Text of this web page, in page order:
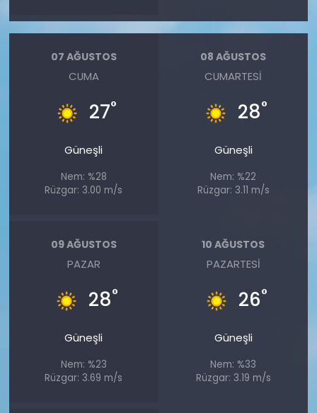
07 AĞUSTOS
CUMA
27°
Güneşli
Nem: %28
Rüzgar: 3.00 m/s
08 AĞUSTOS
CUMARTESI
28°
Güneşli
Nem: %22
Rüzgar: 3.11 m/s
09 AĞUSTOS
PAZAR
28°
Güneşli
Nem: %23
Rüzgar: 3.69 m/s
10 AĞUSTOS
PAZARTESI
26°
Güneşli
Nem: %33
Rüzgar: 3.19 m/s